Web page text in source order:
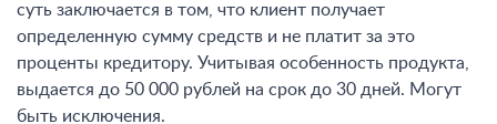
суть заключается в том, что клиент получает
определенную сумму средств и не платит за это
проценты кредитору. Учитывая особенность продукта,
выдается до 50 000 рублей на срок до 30 дней. Могут
быть исключения.